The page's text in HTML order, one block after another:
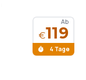
Ab
€119
4 Tage